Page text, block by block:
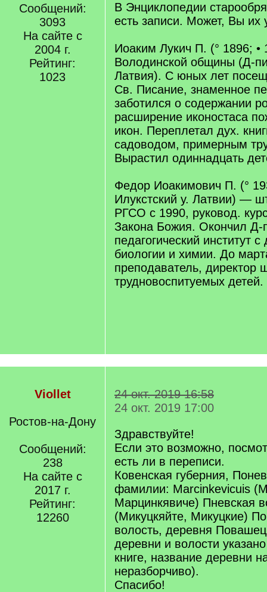
Сообщений:
3093
На сайте с
2004 г.
Рейтинг:
1023
В Энциклопедии
есть записи. Может, Вы их
Иоаким Лукич П. (° 1896; •
Володинской общины (Д-
Латвия). С юных лет
Св. Писание, знаменное
заботился о содержании
расширение иконостаса
икон. Переплетал дух.
садоводом, примерным
Вырастил одиннадцать
Федор Иоакимович П. (°
Илукстский у. Латвии) —
РГСО с 1990, руковод.
Закона Божия. Окончил Д-
педагогический институт
биологии и химии. До
преподаватель, директор
трудновоспитуемых детей.
Viollet
Ростов-на-Дону
Сообщений:
238
На сайте с
2017 г.
Рейтинг:
12260
24 окт. 2019 16:58
24 окт. 2019 17:00
Здравствуйте!
Если это возможно,
есть ли в переписи.
Ковенская губерния,
фамилии: Marcinkevicuis
Марцинкявиче) Пневская
(Микуцкяйте, Микуцкие)
волость, деревня
деревни и волости
книге, название деревни
неразборчиво).
Спасибо!